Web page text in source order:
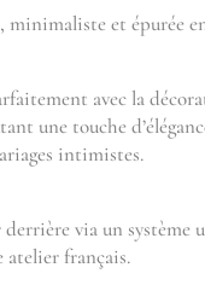
minimaliste et épurée
avec la
une touche
intimistes.
derrière via un système
atelier français.